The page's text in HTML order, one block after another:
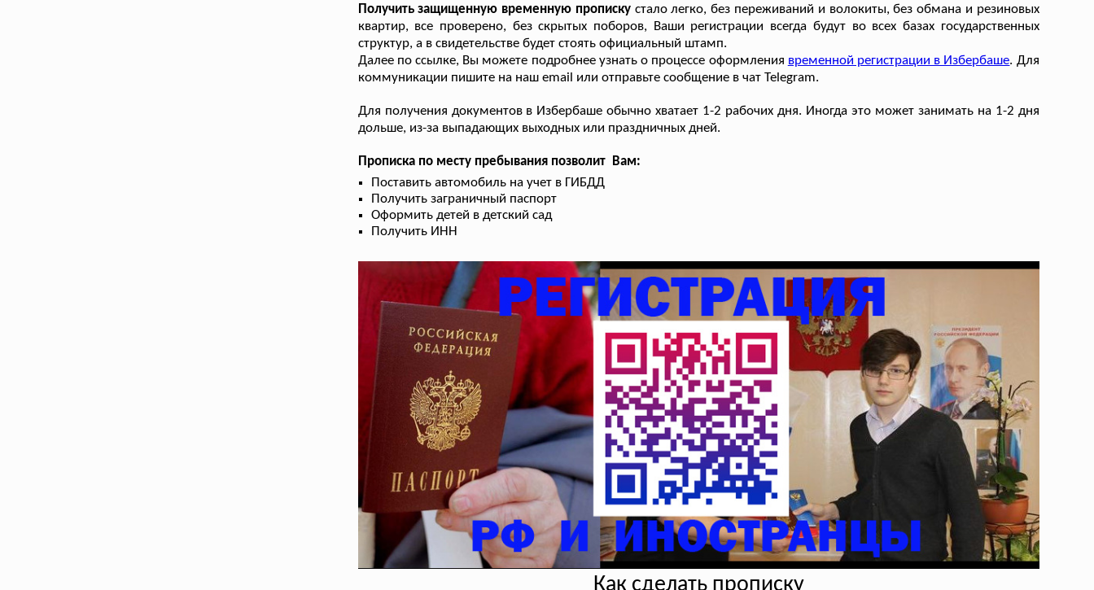
Получить защищенную временную пропискустало легко, без переживаний и волокиты, без обмана и резиновых
квартир, все проверено, без скрытых поборов, Ваши регистрации всегда будут во всех базах государственных
структур, а в свидетельстве будет стоять официальный штамп.
Далее по ссылке, Вы можете подробнее узнать о процессе оформления временной регистрации в Избербаше. Для
коммуникации пишите на наш email или отправьте сообщение в чат Telegram.
Для получения документов в Избербаше обычно хватает 1-2 рабочих дня. Иногда это может занимать на 1-2 дня
дольше, из-за выпадающих выходных или праздничных дней.
Прописка по месту пребывания позволит Вам:
Поставить автомобиль на учет в ГИБДД
Получить заграничный паспорт
Оформить детей в детский сад
Получить ИНН